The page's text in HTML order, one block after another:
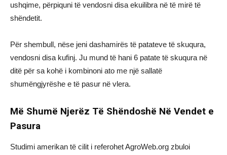
ushqime, përpiquni të vendosni disa ekuilibra në të mirë të
shëndetit.
Për shembull, nëse jeni dashamirës të patateve të skuqura,
vendosni disa kufinj. Ju mund të hani 6 patate të skuqura në
ditë për sa kohë i kombinoni ato me një sallatë
shumëngjyrëshe e të pasur në vlera.
Më Shumë Njerëz Të Shëndoshë Në Vendet e
Pasura
Studimi amerikan të cilit i referohet AgroWeb.org zbuloi